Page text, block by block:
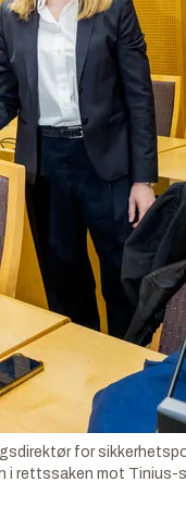
for
i rettssaken mot